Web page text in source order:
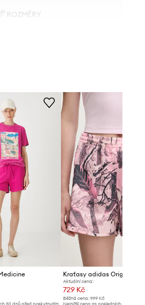
ROZMĚRY
velikosti
30 dnů před poskytnutím
Aktuální cena:
729 Kč
Běžná cena: 999 Kč
Nejnižší cena za posledních 30 dnů